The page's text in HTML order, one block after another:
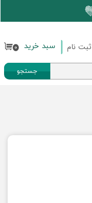
ثبت نام
جستجو
۰ سبد خرید